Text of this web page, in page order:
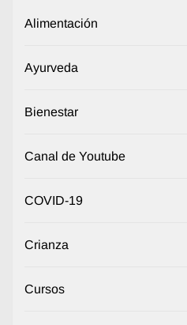
Alimentación
Ayurveda
Bienestar
Canal de Youtube
COVID-19
Crianza
Cursos